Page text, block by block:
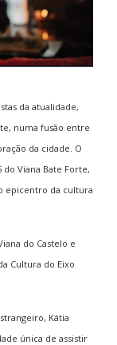
da atualidade,
numa fusão entre
da cidade. O
do Viana Bate Forte,
epicentro da cultura
do Castelo e
Cultura do Eixo
Kátia
única de assistir